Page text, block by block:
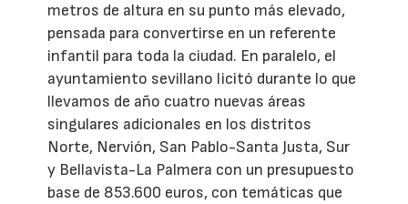
metros de altura en su punto más elevado,
pensada para convertirse en un referente
infantil para toda la ciudad. En paralelo, el
ayuntamiento sevillano licitó durante lo que
llevamos de año cuatro nuevas áreas
singulares adicionales en los distritos
Norte, Nervión, San Pablo-Santa Justa, Sur
y Bellavista-La Palmera con un presupuesto
base de 853.600 euros, con temáticas que